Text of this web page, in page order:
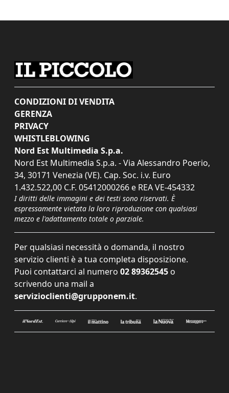
CONDIZIONI DI VENDITA
GERENZA
PRIVACY
WHISTLEBLOWING
Nord Est Multimedia S.p.a.
Nord Est Multimedia S.p.a. - Via Alessandro Poerio,
34, 30171 Venezia (VE). Cap. Soc. i.v. Euro
1.432.522,00 C.F. 05412000266 e REA VE-454332
I diritti delle immagini e dei testi sono riservati. È
espressamente vietata la loro riproduzione con qualsiasi
mezzo e l'adattamento totale o parziale.
Per qualsiasi necessità o domanda, il nostro
servizio clienti è a tua completa disposizione.
Puoi contattarci al numero 02 89362545 o
scrivendo una mail a
servizioclienti@grupponem.it.